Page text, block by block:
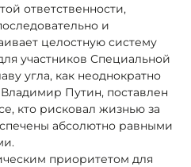
ответственности,
и
целостную систему
участников Специальной
угла, как неоднократно
Путин, поставлен
кто рисковал жизнью за
абсолютно равными
приоритетом для